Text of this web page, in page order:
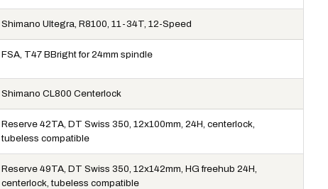
Shimano Ultegra, R8100, 11-34T, 12-Speed
FSA, T47 BBright for 24mm spindle
Shimano CL800 Centerlock
Reserve 42TA, DT Swiss 350, 12x100mm, 24H, centerlock,
tubeless compatible
Reserve 49TA, DT Swiss 350, 12x142mm, HG freehub 24H,
centerlock, tubeless compatible